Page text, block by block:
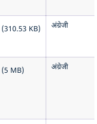
(310.53 KB) अंग्रेजी
(5 MB) अंग्रेजी